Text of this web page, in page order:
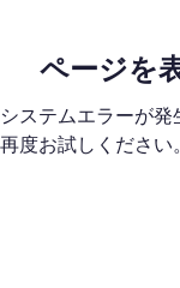
ページを
システムエラーが
再度お試しください。